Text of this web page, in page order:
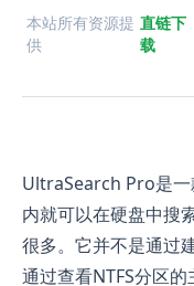
本站所有资源提
供
直链下
载
UltraSearch Pro是
内就可以在硬盘中搜
很多。它并不是通过
通过查看NTFS分区的